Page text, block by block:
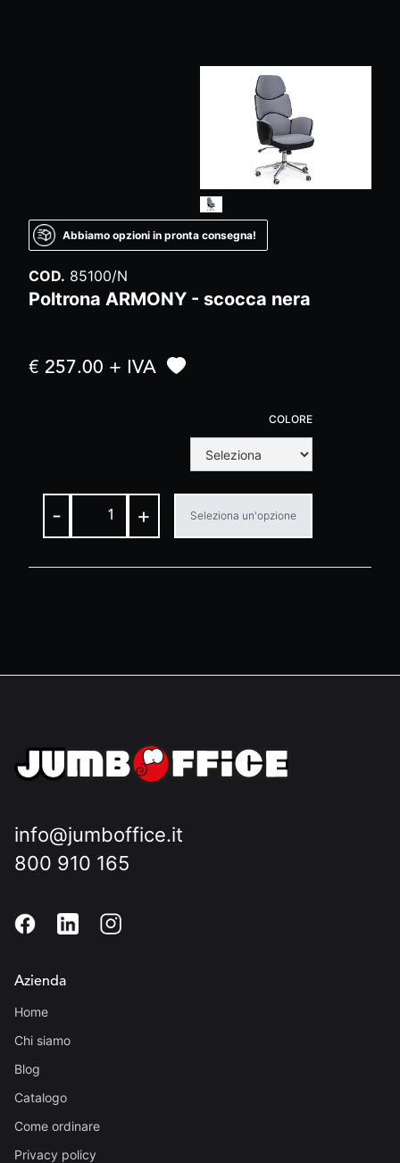
Abbiamo opzioni in pronta consegna!
COD. 85100/N
Poltrona ARMONY - scocca nera
€ 257.00 + IVA
COLORE
- + Seleziona un'opzione
info@jumboffice.it
800 910 165
Azienda
Home
Chi siamo
Blog
Catalogo
Come ordinare
Privacy policy